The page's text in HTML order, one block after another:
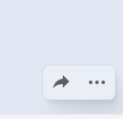
分享此页面